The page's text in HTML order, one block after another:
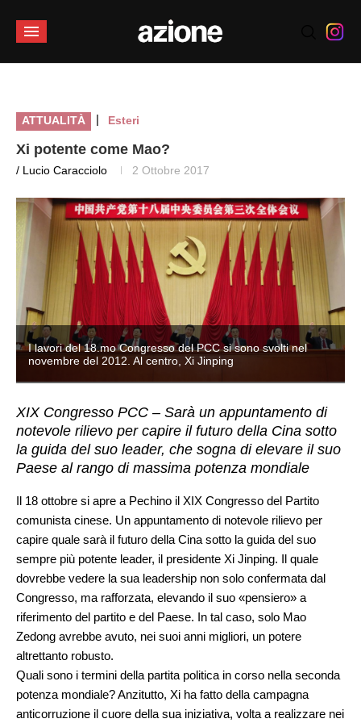
ATTUALITÀ | Esteri
Xi potente come Mao?
/ Lucio Caracciolo 2 Ottobre 2017
I lavori del 18.mo Congresso del PCC si sono svolti nel
novembre del 2012. Al centro, Xi Jinping
XIX Congresso PCC – Sarà un appuntamento di
notevole rilievo per capire il futuro della Cina sotto
la guida del suo leader, che sogna di elevare il suo
Paese al rango di massima potenza mondiale
Il 18 ottobre si apre a Pechino il XIX Congresso del Partito
comunista cinese. Un appuntamento di notevole rilievo per
capire quale sarà il futuro della Cina sotto la guida del suo
sempre più potente leader, il presidente Xi Jinping. Il quale
dovrebbe vedere la sua leadership non solo confermata dal
Congresso, ma rafforzata, elevando il suo «pensiero» a
riferimento del partito e del Paese. In tal caso, solo Mao
Zedong avrebbe avuto, nei suoi anni migliori, un potere
altrettanto robusto.
Quali sono i termini della partita politica in corso nella seconda
potenza mondiale? Anzitutto, Xi ha fatto della campagna
anticorruzione il cuore della sua iniziativa, volta a realizzare nei